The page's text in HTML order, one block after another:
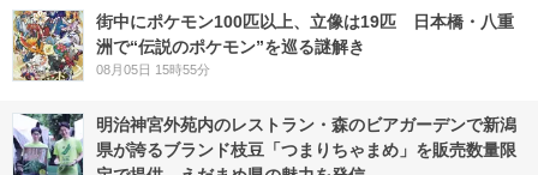
街中にポケモン100匹以上、立像は19匹 日本橋・八重
洲で“伝説のポケモン”を巡る謎解き
08月05日 15時55分
明治神宮外苑内のレストラン・森のビアガーデンで新潟
県が誇るブランド枝豆「つまりちゃまめ」を販売数量限